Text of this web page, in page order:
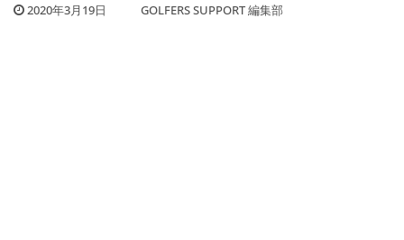
2020年3月19日 GOLFERS SUPPORT 編集部